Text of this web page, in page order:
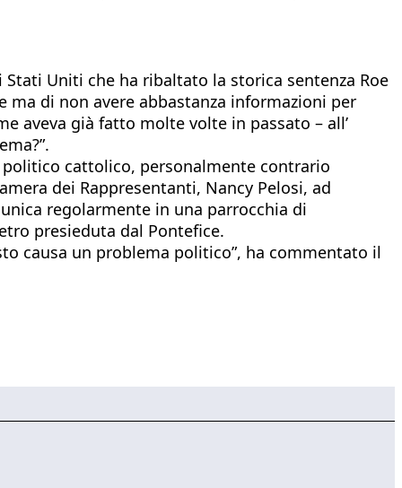
Uniti che ha ribaltato la storica sentenza Roe
di non avere abbastanza informazioni per
aveva già fatto molte volte in passato – all’
cattolico, personalmente contrario
dei Rappresentanti, Nancy Pelosi, ad
regolarmente in una parrocchia di
presieduta dal Pontefice.
causa un problema politico”, ha commentato il